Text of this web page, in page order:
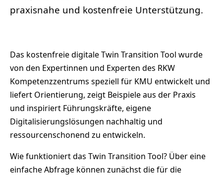
praxisnahe und kostenfreie Unterstützung.
Das kostenfreie digitale Twin Transition Tool wurde
von den Expertinnen und Experten des RKW
Kompetenzzentrums speziell für KMU entwickelt und
liefert Orientierung, zeigt Beispiele aus der Praxis
und inspiriert Führungskräfte, eigene
Digitalisierungslösungen nachhaltig und
ressourcenschonend zu entwickeln.
Wie funktioniert das Twin Transition Tool? Über eine
einfache Abfrage können zunächst die für die